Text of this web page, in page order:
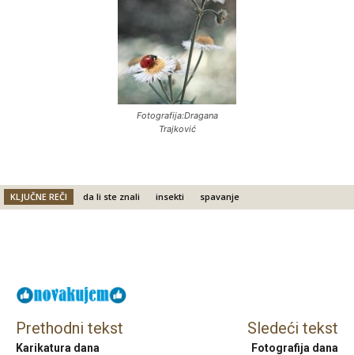
Fotografija:Dragana
Trajković
KLJUČNE REČI da li ste znali insekti spavanje
Prethodni tekst
Karikatura dana
Sledeći tekst
Fotografija dana